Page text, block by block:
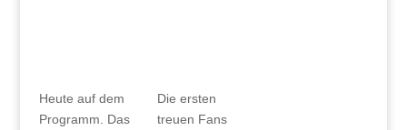
Heute auf dem
Programm. Das
Die ersten
treuen Fans